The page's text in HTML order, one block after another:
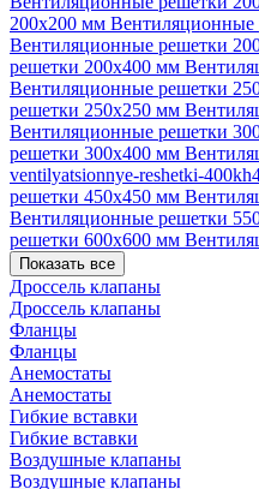
200х200 мм Вентиляционные
Вентиляционные решетки
решетки 200х400 мм
Вентиляционные решетки
решетки 250х250 мм
Вентиляционные решетки
решетки 300х400 мм
ventilyatsionnye-reshetki-
решетки 450х450 мм
Вентиляционные решетки
решетки 600х600 мм
Показать все
Дроссель клапаны
Дроссель клапаны
Фланцы
Фланцы
Анемостаты
Анемостаты
Гибкие вставки
Гибкие вставки
Воздушные клапаны
Воздушные клапаны